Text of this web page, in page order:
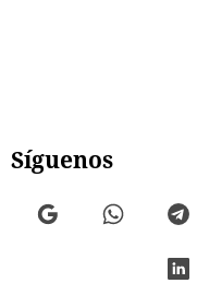
Síguenos